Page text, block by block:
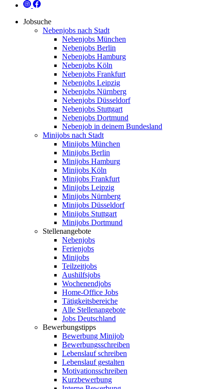
Jobsuche
Nebenjobs nach Stadt
Nebenjobs München
Nebenjobs Berlin
Nebenjobs Hamburg
Nebenjobs Köln
Nebenjobs Frankfurt
Nebenjobs Leipzig
Nebenjobs Nürnberg
Nebenjobs Düsseldorf
Nebenjobs Stuttgart
Nebenjobs Dortmund
Nebenjob in deinem Bundesland
Minijobs nach Stadt
Minijobs München
Minijobs Berlin
Minijobs Hamburg
Minijobs Köln
Minijobs Frankfurt
Minijobs Leipzig
Minijobs Nürnberg
Minijobs Düsseldorf
Minijobs Stuttgart
Minijobs Dortmund
Stellenangebote
Nebenjobs
Ferienjobs
Minijobs
Teilzeitjobs
Aushilfsjobs
Wochenendjobs
Home-Office Jobs
Tätigkeitsbereiche
Alle Stellenangebote
Jobs Deutschland
Bewerbungstipps
Bewerbung Minijob
Bewerbungsschreiben
Lebenslauf schreiben
Lebenslauf gestalten
Motivationsschreiben
Kurzbewerbung